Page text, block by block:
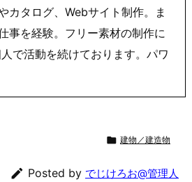
カタログ、Webサイト制作。ま
事を経験。フリー素材の制作に
で活動を続けております。パワ
 建物／建造物
 Posted by でじけろお@管理人